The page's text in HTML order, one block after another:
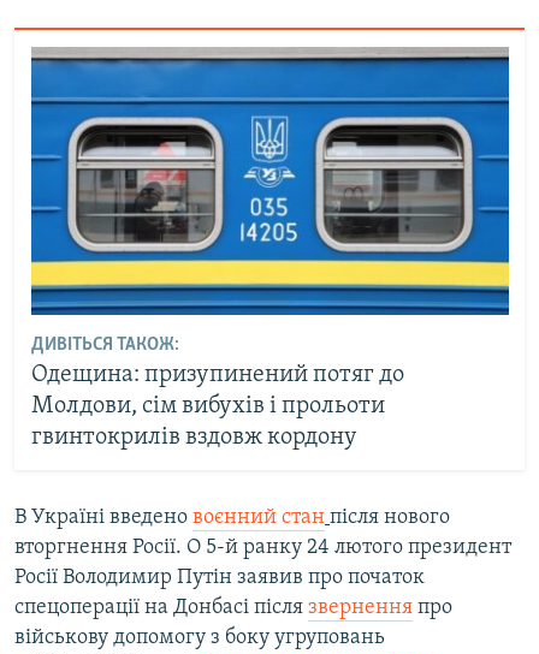
ДИВІТЬСЯ ТАКОЖ:
Одещина: призупинений потяг до
Молдови, сім вибухів і прольоти
гвинтокрилів вздовж кордону
В Україні введено воєнний стан після нового
вторгнення Росії. О 5-й ранку 24 лютого президент
Росії Володимир Путін заявив про початок
спецоперації на Донбасі після звернення про
військову допомогу з боку угруповань